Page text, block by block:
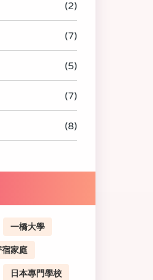
(2)
(7)
(5)
(7)
(8)
一橋大學
家庭
日本專門學校